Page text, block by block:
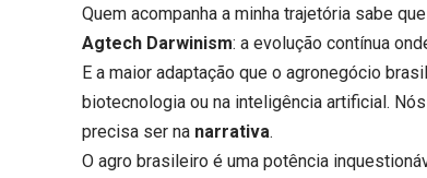
Quem acompanha a minha trajetória sabe
Agtech Darwinism: a evolução contínua
E a maior adaptação que o agronegócio
biotecnologia ou na inteligência artificial.
precisa ser na narrativa.
O agro brasileiro é uma potência